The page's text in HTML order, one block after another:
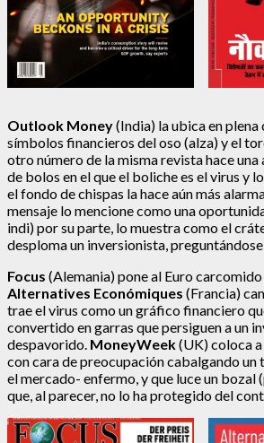
Outlook Money(India) la ubica en
símbolos financieros del oso (alza) y el
otro número de la misma revista hace una
de bolos en el que el boliche es el virus y
el fondo de chispas la hace aún más
mensaje lo mencione como una
indi) por su parte, lo muestra como el
desploma un inversionista,
Focus (Alemania) pone al Euro
Alternatives Económiques (Francia)
trae el virus como un gráfico financiero
convertido en garras que persiguen a un
despavorido. MoneyWeek(UK) coloca
con cara de preocupación cabalgando
el mercado- enfermo, y que luce un bozal
que, al parecer, no lo ha protegido del